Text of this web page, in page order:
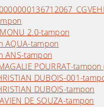
2.0-tampon
AQUA-tampon
ANS-tampon
POURRAT-tampon
DUBOIS-001-
DUBOIS-tampon
DE SOUZA-tampon